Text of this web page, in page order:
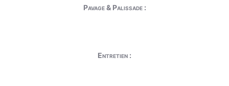
Pavage & Palissade :
Entretien :